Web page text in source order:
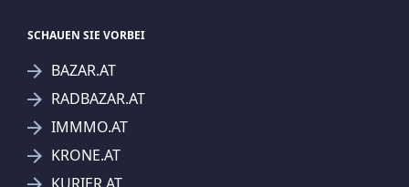
SCHAUEN SIE VORBEI
BAZAR.AT
RADBAZAR.AT
IMMMO.AT
KRONE.AT